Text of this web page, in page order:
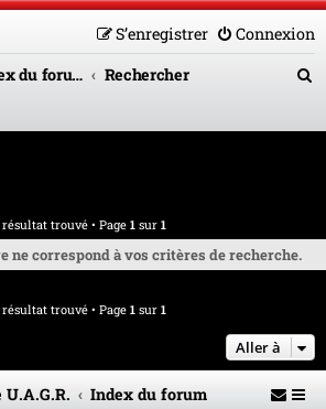
Connexion
S’enregistrer
Index du forum
Rechercher
r
résultat trouvé • Page1 sur 1
ne correspond à vos critères de recherche.
résultat trouvé • Page1 sur 1
Aller à
Index du forum